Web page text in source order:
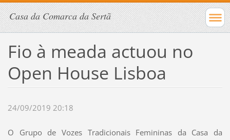
Casa da Comarca da Sertã
Fio à meada actuou no
Open House Lisboa
24/09/2019 20:18
O Grupo de Vozes Tradicionais Femininas da Casa da